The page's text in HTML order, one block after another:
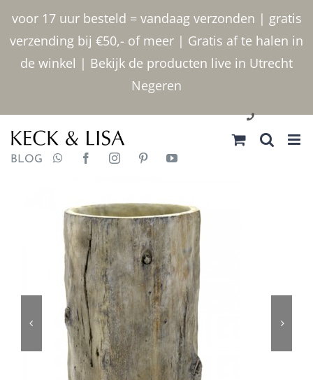
voor 17 uur besteld = vandaag verzonden | gratis
verzending bij €50,- of meer | Gratis af te halen in
de winkel | Bekijk de producten live in Utrecht
Negeren
inhoud
030 2400000
BLOG